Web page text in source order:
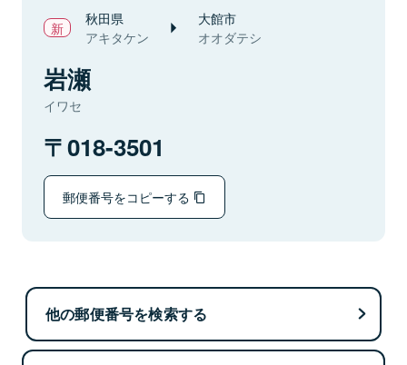
秋田県
アキタケン
大館市
オオダテシ
岩瀬
イワセ
018-3501
郵便番号をコピーする
他の郵便番号を検索する